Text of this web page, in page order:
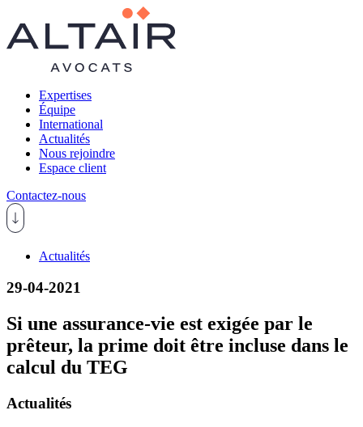
Expertises
Équipe
International
Actualités
Nous rejoindre
Espace client
Contactez-nous
Actualités
29-04-2021
Si une assurance-vie est exigée par le
prêteur, la prime doit être incluse dans le
calcul du TEG
Actualités